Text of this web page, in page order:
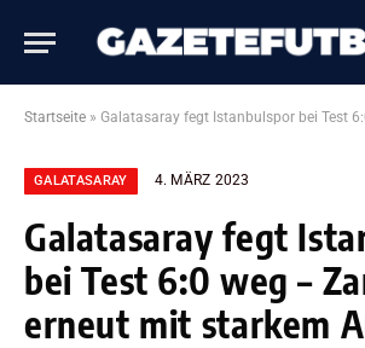
Startseite » Galatasaray fegt Istanbulspor bei Test 6:0 weg –
GALATASARAY 4. MÄRZ 2023
Galatasaray fegt
bei Test 6:0 weg –
erneut mit starkem